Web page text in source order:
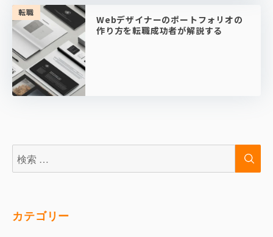
転職
Webデザイナーのポートフォリオの
作り方を転職成功者が解説する
検
索:
検
カテゴリー